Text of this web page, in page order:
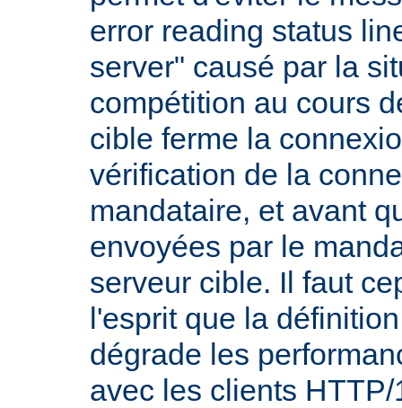
error reading status
server" causé par la
compétition au cours
cible ferme la
vérification de la
mandataire, et avant
envoyées par le
serveur cible. Il faut
l'esprit que la
dégrade les
avec les clients HTTP/